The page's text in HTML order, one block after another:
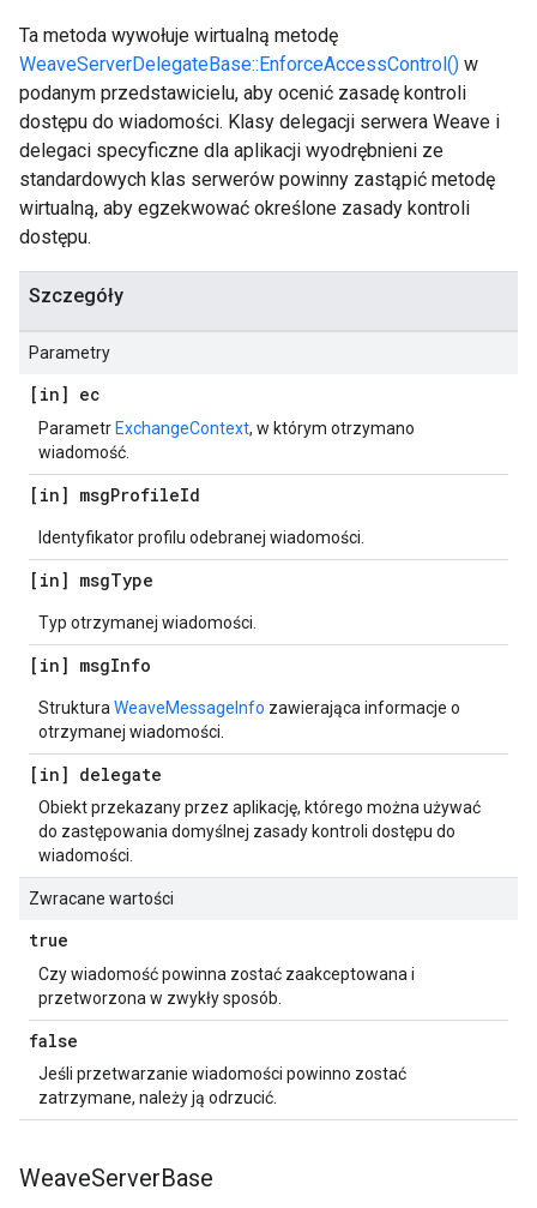
Ta metoda wywołuje wirtualną metodę
WeaveServerDelegateBase::EnforceAccessControl() w
podanym przedstawicielu, aby ocenić zasadę kontroli
dostępu do wiadomości. Klasy delegacji serwera Weave i
delegaci specyficzne dla aplikacji wyodrębnieni ze
standardowych klas serwerów powinny zastąpić metodę
wirtualną, aby egzekwować określone zasady kontroli
dostępu.
Szczegóły
Parametry
[in] ec
Parametr ExchangeContext, w którym otrzymano
wiadomość.
[in] msgProfileId
Identyfikator profilu odebranej wiadomości.
[in] msgType
Typ otrzymanej wiadomości.
[in] msgInfo
Struktura WeaveMessageInfo zawierająca informacje o
otrzymanej wiadomości.
[in] delegate
Obiekt przekazany przez aplikację, którego można używać
do zastępowania domyślnej zasady kontroli dostępu do
wiadomości.
Zwracane wartości
true
Czy wiadomość powinna zostać zaakceptowana i
przetworzona w zwykły sposób.
false
Jeśli przetwarzanie wiadomości powinno zostać
zatrzymane, należy ją odrzucić.
WeaveServerBase